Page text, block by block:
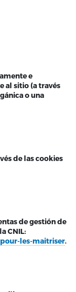
e
al sitio (a través
o una
de las cookies
de gestión de
CNIL:
les-maitriser.